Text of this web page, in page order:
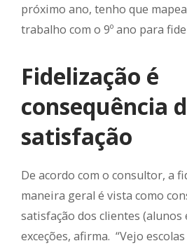
próximo ano, tenho que
trabalho com o 9º ano para
Fidelização é
consequência
satisfação
De acordo com o consultor, a
maneira geral é vista como
satisfação dos clientes (alunos
exceções, afirma. “Vejo